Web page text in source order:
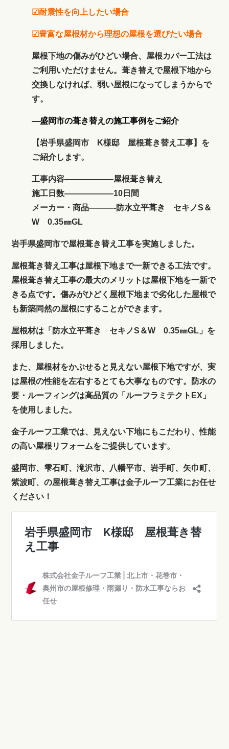
☑耐震性を向上したい場合
☑豊富な屋根材から理想の屋根を選びたい場合
屋根下地の傷みがひどい場合、屋根カバー工法は
ご利用いただけません。葺き替えで屋根下地から
交換しなければ、弱い屋根になってしまうからで
す。
―盛岡市の葺き替えの施工事例をご紹介
【岩手県盛岡市 K様邸 屋根葺き替え工事】を
ご紹介します。
工事内容——————屋根葺き替え
施工日数——————10日間
メーカー・商品———-防水立平葺き セキノS＆
W 0.35㎜GL
岩手県盛岡市で屋根葺き替え工事を実施しました。
屋根葺き替え工事は屋根下地まで一新できる工法です。
屋根葺き替え工事の最大のメリットは屋根下地を一新で
きる点です。傷みがひどく屋根下地まで劣化した屋根で
も新築同然の屋根にすることができます。
屋根材は「防水立平葺き セキノS＆W 0.35㎜GL」を
採用しました。
また、屋根材をかぶせると見えない屋根下地ですが、実
は屋根の性能を左右するとても大事なものです。防水の
要・ルーフィングは高品質の「ルーフラミテクトEX」
を使用しました。
金子ルーフ工業では、見えない下地にもこだわり、性能
の高い屋根リフォームをご提供しています。
盛岡市、雫石町、滝沢市、八幡平市、岩手町、矢巾町、
紫波町、の屋根葺き替え工事は金子ルーフ工業にお任せ
ください！